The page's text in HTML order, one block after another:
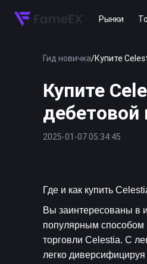
Рынки
Гид новичка/Купите
Купите
дебетовой
2025-01-07 05:34:45
Где и как купить
Вы заинтересованы в
популярным способом
торговли Celestia. С
легко